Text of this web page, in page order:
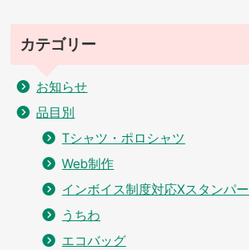
カテゴリー
お知らせ
品目別
Tシャツ・ポロシャツ
Web制作
インボイス制度対応Xスタンパー
うちわ
エコバッグ